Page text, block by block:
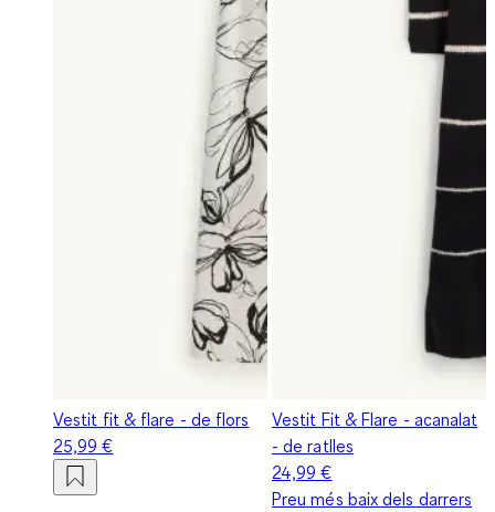
Vestit fit & flare - de flors
25,99 €
Vestit Fit & Flare - acanalat
- de ratlles
24,99 €
Preu més baix dels darrers